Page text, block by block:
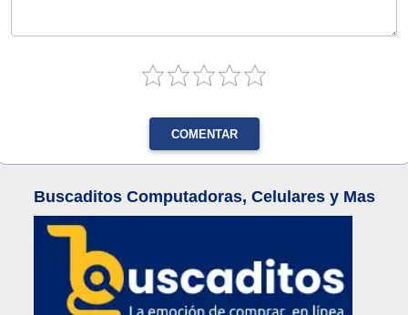
COMENTAR
Buscaditos Computadoras, Celulares y Mas